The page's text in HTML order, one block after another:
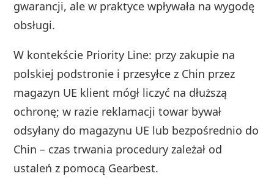
gwarancji, ale w praktyce wpływała na wygodę
obsługi.
W kontekście Priority Line: przy zakupie na
polskiej podstronie i przesyłce z Chin przez
magazyn UE klient mógł liczyć na dłuższą
ochronę; w razie reklamacji towar bywał
odsyłany do magazynu UE lub bezpośrednio do
Chin – czas trwania procedury zależał od
ustaleń z pomocą Gearbest.